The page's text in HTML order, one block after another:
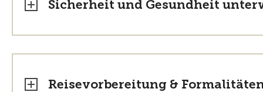
Sicherheit und Gesundheit
Reisevorbereitung &